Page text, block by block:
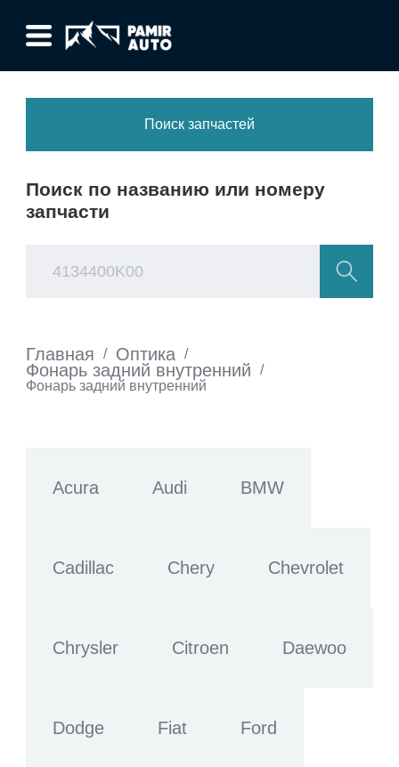
Поиск запчастей
Поиск по названию или номеру
запчасти
Главная / Оптика /
Фонарь задний внутренний
/
Фонарь задний внутренний
Acura Audi BMW
Cadillac Chery Chevrolet
Chrysler Citroen Daewoo
Dodge Fiat Ford